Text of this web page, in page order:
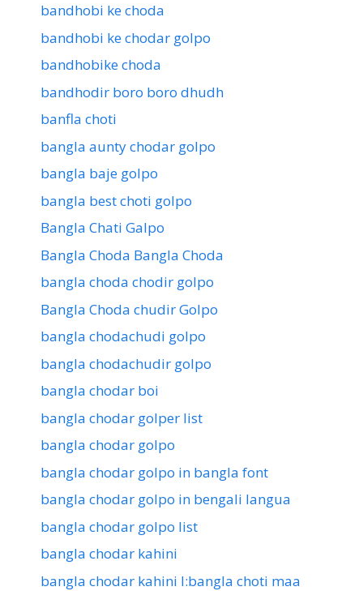
bandhobi ke choda
bandhobi ke chodar golpo
bandhobike choda
bandhodir boro boro dhudh
banfla choti
bangla aunty chodar golpo
bangla baje golpo
bangla best choti golpo
Bangla Chati Galpo
Bangla Choda Bangla Choda
bangla choda chodir golpo
Bangla Choda chudir Golpo
bangla chodachudi golpo
bangla chodachudir golpo
bangla chodar boi
bangla chodar golper list
bangla chodar golpo
bangla chodar golpo in bangla font
bangla chodar golpo in bengali langua
bangla chodar golpo list
bangla chodar kahini
bangla chodar kahini l:bangla choti maa